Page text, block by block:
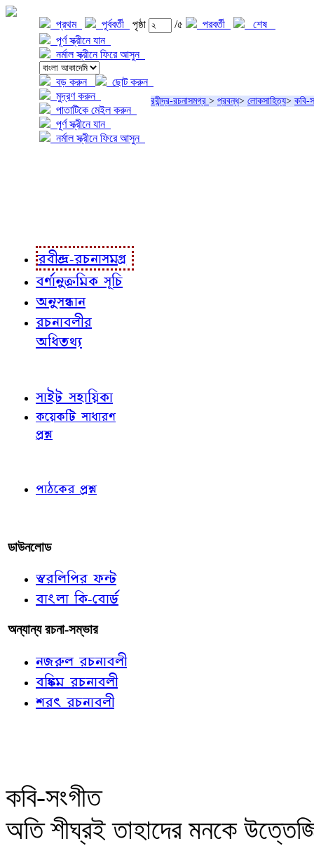
প্রথম পূর্ববর্তী পৃষ্ঠা /৫ পরবর্তী
শেষ
পূর্ণ স্ক্রীনে যান
নর্মাল স্ক্রীনে ফিরে আসুন
বড় করুন
ছোট করুন
মুদ্রণ করুন
পাতাটিকে মেইল করুন
পূর্ণ স্ক্রীনে যান
নর্মাল স্ক্রীনে ফিরে আসুন
রবীন্দ্র-রচনাসমগ্র > প্রবন্ধ> লোকসাহিত্য> কবি-
রবীন্দ্র-রচনাসমগ্র
বর্ণানুক্রমিক সূচি
অনুসন্ধান
রচনাবলীর
অধিতথ্য
সাইট সহায়িকা
কয়েকটি সাধারণ
প্রশ্ন
পাঠকের প্রশ্ন
ডাউনলোড
স্বরলিপির ফন্ট
বাংলা কি-বোর্ড
অন্যান্য রচনা-সম্ভার
নজরুল রচনাবলী
বঙ্কিম রচনাবলী
শরৎ রচনাবলী
কবি-সংগীত
অতি শীঘ্রই তাহাদের মনকে